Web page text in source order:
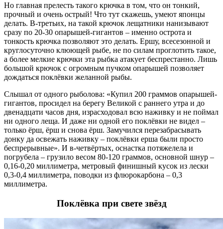
Но главная прелесть такого крючка в том, что он тонкий,
прочный и очень острый! Что тут скажешь, умеют японцы
делать. В-третьих, на такой крючок лещатники нанизывают
сразу по 20-30 опарышей-гигантов – именно острота и
тонкость крючка позволяют это делать. Ершу, всесезонной и
круглосуточно клюющей рыбе, не по силам проглотить такое,
а более мелкие крючки эта рыбка атакует беспрестанно. Лишь
большой крючок с огромным пучком опарышей позволяет
дождаться поклёвки желанной рыбы.
Слышал от одного рыболова: «Купил 200 граммов опарышей-
гигантов, просидел на берегу Великой с раннего утра и до
двенадцати часов дня, израсходовал всю наживку и не поймал
ни одного леща. И даже ни одной его поклёвки не видел –
только ёрш, ёрш и снова ёрш. Замучился перезабрасывать
донку да освежать наживку – поклёвки ерша были просто
беспрерывные». И в-четвёртых, оснастка потяжелела и
погрубела – грузило весом 80-120 граммов, основной шнур –
0,16-0,20 миллиметра, метровый финишный кусок из лески
0,3-0,4 миллиметра, поводки из флюрокарбона – 0,3
миллиметра.
Поклёвка при свете звёзд